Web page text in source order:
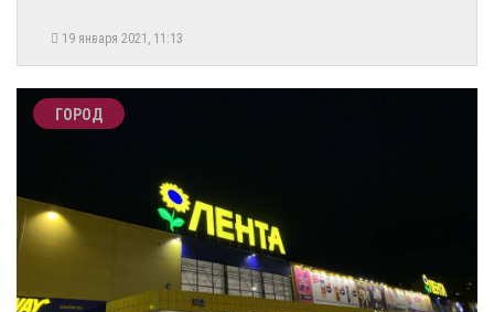
19 января 2021, 11:13
ГОРОД